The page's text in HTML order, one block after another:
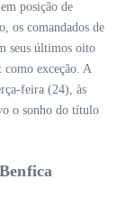
posição de
os comandados de
seus últimos oito
como exceção. A
feira (24), às
o sonho do título